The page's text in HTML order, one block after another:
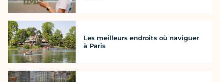
Les meilleurs endroits où naviguer
à Paris